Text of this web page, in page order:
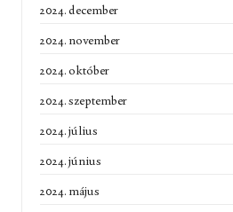
2024. december
2024. november
2024. október
2024. szeptember
2024. július
2024. június
2024. május